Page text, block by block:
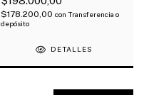
$178.200,00 con Transferencia o
depósito
DETALLES